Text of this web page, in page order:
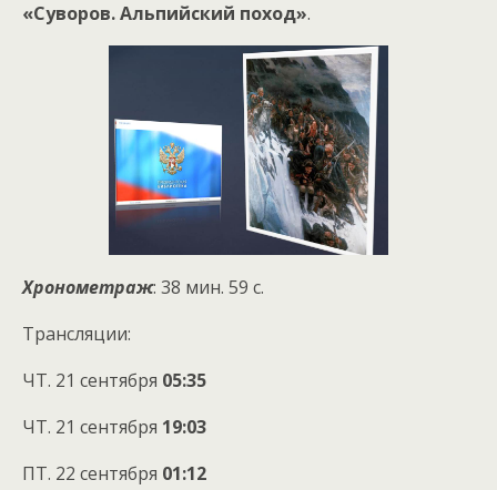
«Суворов. Альпийский поход».
Хронометраж: 38 мин. 59 с.
Трансляции:
ЧТ. 21 сентября 05:35
ЧТ. 21 сентября 19:03
ПТ. 22 сентября 01:12